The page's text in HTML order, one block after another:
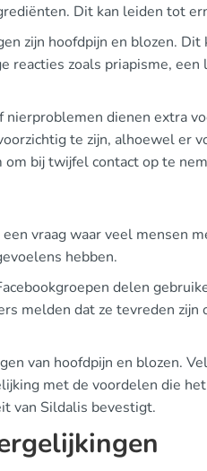
Dit kan leiden tot
zijn hoofdpijn en blozen.
reacties zoals priapisme,
dienen extra
te zijn, alhoewel er
bij twijfel contact op te
vraag waar veel mensen
hebben.
delen
melden dat ze tevreden
van hoofdpijn en blozen.
met de voordelen die
van Sildalis bevestigt.